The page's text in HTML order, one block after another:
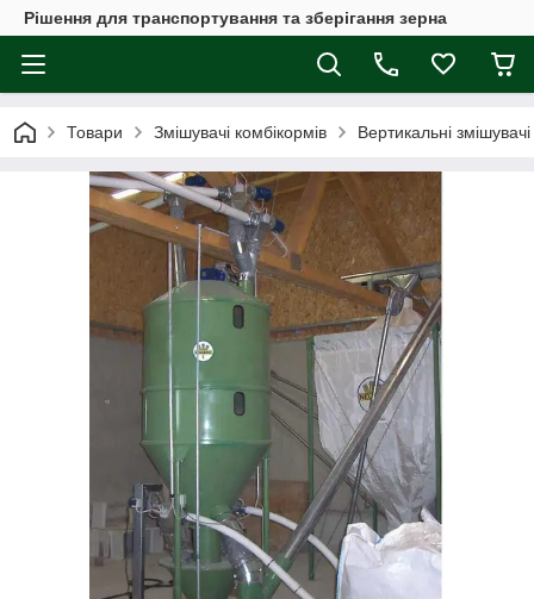
Рішення для транспортування та зберігання зерна
Товари Змішувачі комбікормів Вертикальні